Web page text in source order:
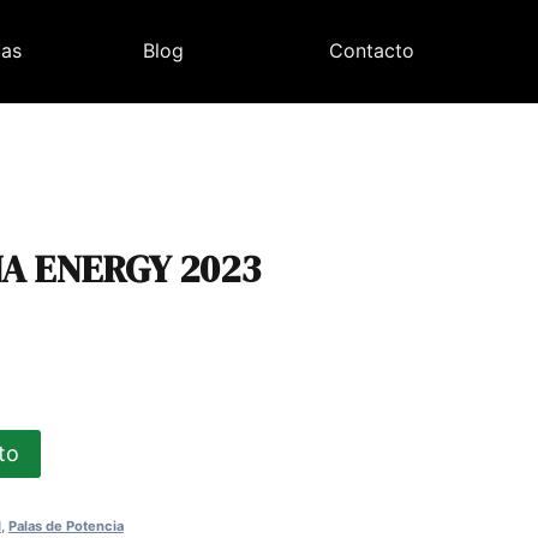
Blog Contacto
ENERGY 2023
, Palas de Potencia